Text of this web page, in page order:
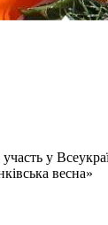
у
весна»